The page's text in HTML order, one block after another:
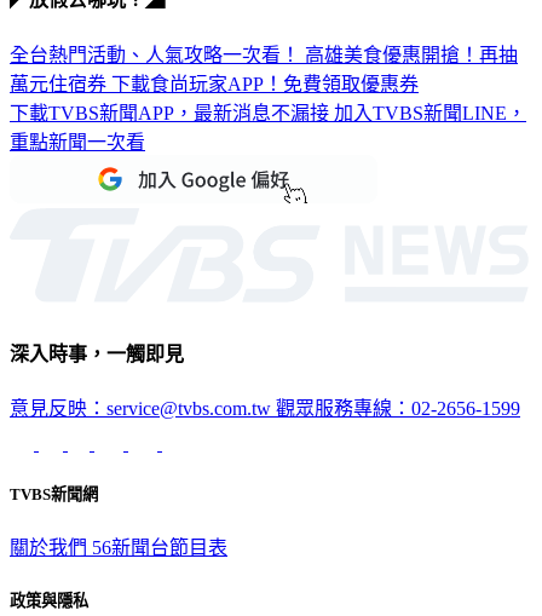
全台熱門活動、人氣攻略一次看！ 高雄美食優惠開搶！再抽
萬元住宿券 下載食尚玩家APP！免費領取優惠券
下載TVBS新聞APP，最新消息不漏接 加入TVBS新聞LINE，
重點新聞一次看
深入時事，一觸即見
意見反映：service@tvbs.com.tw 觀眾服務專線：02-2656-1599
TVBS新聞網
關於我們 56新聞台節目表
政策與隱私